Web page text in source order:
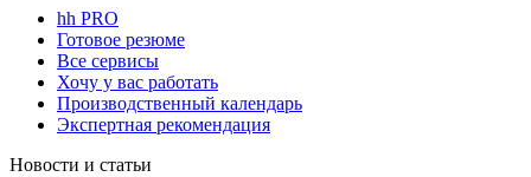
hh PRO
Готовое резюме
Все сервисы
Хочу у вас работать
Производственный календарь
Экспертная рекомендация
Новости и статьи